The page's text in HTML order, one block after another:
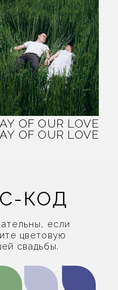
несколько
для вас
54
СЕК
Заказать